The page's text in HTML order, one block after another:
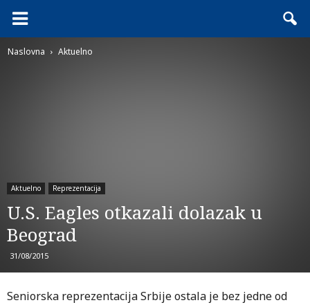
Naslovna Aktuelno
Aktuelno Reprezentacija
U.S. Eagles otkazali dolazak u
Beograd
31/08/2015
Seniorska reprezentacija Srbije ostala je bez jedne od